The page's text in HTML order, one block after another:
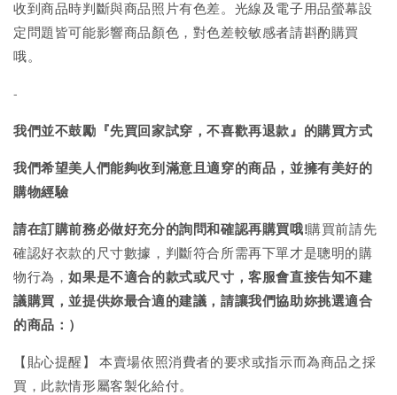
收到商品時判斷與商品照片有色差。光線及電子用品螢幕設
定問題皆可能影響商品顏色，對色差較敏感者請斟酌購買
哦。
-
我們並不鼓勵『先買回家試穿，不喜歡再退款』的購買方式
我們希望美人們能夠收到滿意且適穿的商品，並擁有美好的
購物經驗
請在訂購前務必做好充分的詢問和確認再購買哦!購買前請先
確認好衣款的尺寸數據，判斷符合所需再下單才是聰明的購
物行為，如果是不適合的款式或尺寸，客服會直接告知不建
議購買，並提供妳最合適的建議，請讓我們協助妳挑選適合
的商品：）
【貼心提醒】 本賣場依照消費者的要求或指示而為商品之採
買，此款情形屬客製化給付。